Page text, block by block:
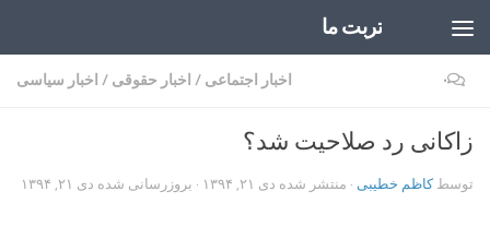
تربت ما
اخبار اجتماعی / اخبار حقوقی / اخبار سیاسی ۰
زاکانی رد صلاحیت شد؟
توسطکاظم خطیبی · منتشر شده دی ۲۱, ۱۳۹۴ · بروزرسانی شده دی ۲۱, ۱۳۹۴